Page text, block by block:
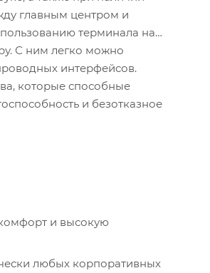
главным центром и
терминала на
С ним легко можно
интерфейсов.
которые способные
и безотказное